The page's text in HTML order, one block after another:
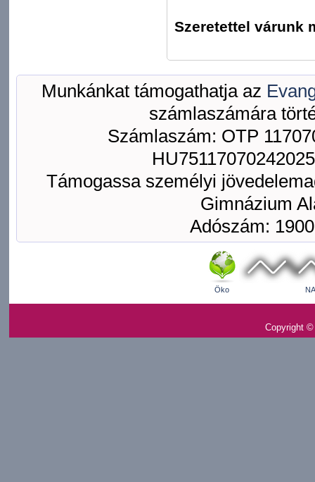
Szeretettel
Munkánkat támogathatja az
számlaszámára
Számlaszám: OTP
Támogassa személyi
Gimnázium
Adószám:
Öko
Copyright